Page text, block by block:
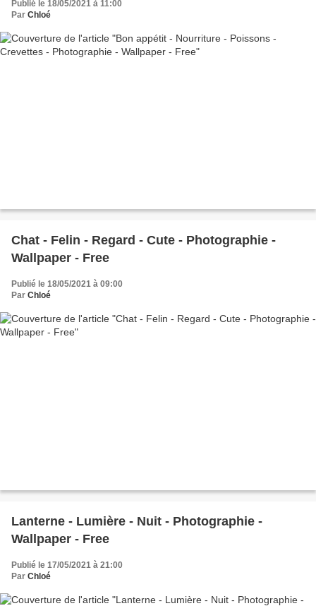
Publié le 18/05/2021 à 11:00
Par Chloé
Chat - Felin - Regard - Cute - Photographie -
Wallpaper - Free
Publié le 18/05/2021 à 09:00
Par Chloé
Lanterne - Lumière - Nuit - Photographie -
Wallpaper - Free
Publié le 17/05/2021 à 21:00
Par Chloé